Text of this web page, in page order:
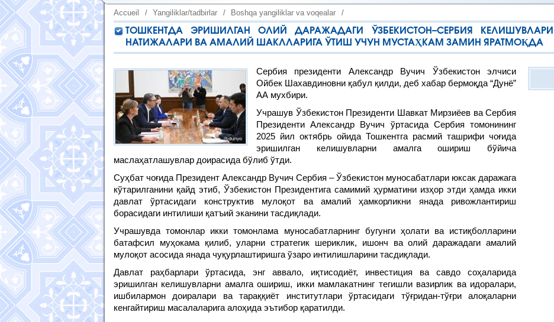
Accueil / Yangiliklar/tadbirlar / Boshqa yangiliklar va voqealar /
ТОШКЕНТДА ЭРИШИЛГАН ОЛИЙ ДАРАЖАДАГИ ЎЗБЕКИСТОН–СЕРБИЯ
НАТИЖАЛАРИ ВА АМАЛИЙ ШАКЛЛАРИГА ЎТИШ УЧУН МУСТАҲКАМ ЗАМИН ЯРАТМОҚДА
Сербия президенти Александр Вучич Ўзбекистон элчиси
Ойбек Шахавдиновни қабул қилди, деб хабар бермоқда “Дунё”
АА мухбири.
Учрашув Ўзбекистон Президенти Шавкат Мирзиёев ва Сербия
Президенти Александр Вучич ўртасида Сербия томонининг
2025 йил октябрь ойида Тошкентга расмий ташрифи чоғида
эришилган келишувларни амалга ошириш бўйича
маслаҳатлашувлар доирасида бўлиб ўтди.
Суҳбат чоғида Президент Александр Вучич Сербия – Ўзбекистон муносабатлари юксак даражага
кўтарилганини қайд этиб, Ўзбекистон Президентига самимий ҳурматини изҳор этди ҳамда икки
давлат ўртасидаги конструктив мулоқот ва амалий ҳамкорликни янада ривожлантириш
борасидаги интилиши қатъий эканини тасдиқлади.
Учрашувда томонлар икки томонлама муносабатларнинг бугунги ҳолати ва истиқболларини
батафсил муҳокама қилиб, уларни стратегик шериклик, ишонч ва олий даражадаги амалий
мулоқот асосида янада чуқурлаштиришга ўзаро интилишларини тасдиқлади.
Давлат раҳбарлари ўртасида, энг аввало, иқтисодиёт, инвестиция ва савдо соҳаларида
эришилган келишувларни амалга ошириш, икки мамлакатнинг тегишли вазирлик ва идоралари,
ишбилармон доиралари ва тараққиёт институтлари ўртасидаги тўғридан-тўғри алоқаларни
кенгайтириш масалаларига алоҳида эътибор қаратилди.